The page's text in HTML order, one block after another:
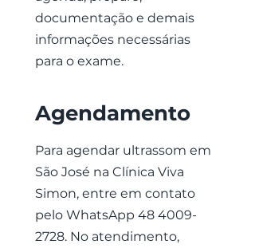
documentação e demais
informações necessárias
para o exame.
Agendamento
Para agendar ultrassom em
São José na Clínica Viva
Simon, entre em contato
pelo WhatsApp 48 4009-
2728. No atendimento,